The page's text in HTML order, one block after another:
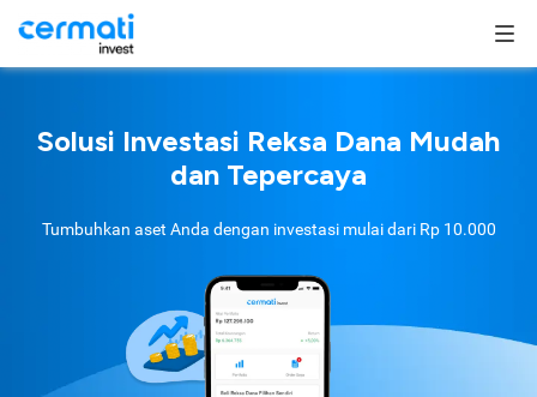
Solusi Investasi Reksa Dana Mudah
dan Tepercaya
Tumbuhkan aset Anda dengan investasi mulai dari Rp 10.000